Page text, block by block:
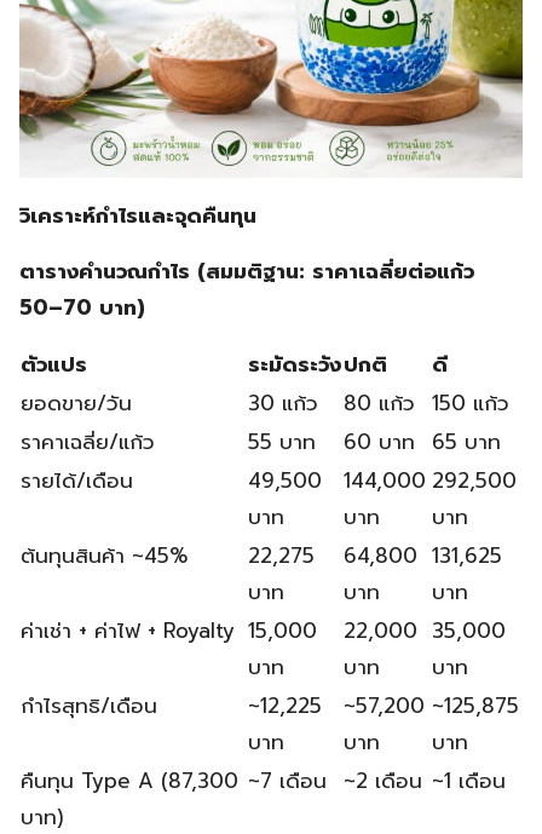
วิเคราะห์กำไรและจุดคืนทุน
ตารางคำนวณกำไร (สมมติฐาน: ราคาเฉลี่ยต่อแก้ว
50–70 บาท)
ตัวแปร
ระมัดระวังปกติ
ดี
ยอดขาย/วัน
30 แก้ว 80 แก้ว 150 แก้ว
ราคาเฉลี่ย/แก้ว
55 บาท 60 บาท
65 บาท
รายได้/เดือน
49,500
บาท
144,000
บาท
292,500
บาท
ต้นทุนสินค้า ~45%
22,275
บาท
64,800
บาท
131,625
บาท
ค่าเช่า + ค่าไฟ + Royalty 15,000
บาท
22,000
บาท
35,000
บาท
กำไรสุทธิ/เดือน
~12,225
บาท
~57,200
บาท
~125,875
บาท
คืนทุน Type A (87,300
บาท)
~7 เดือน ~2 เดือน ~1 เดือน